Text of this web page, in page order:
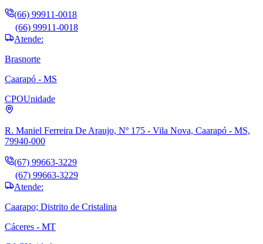
(66) 99911-0018
(66) 99911-0018
Atende:
Brasnorte
Caarapó - MS
CPOUnidade
R. Maniel Ferreira De Araujo, Nº 175 - Vila Nova, Caarapó - MS,
79940-000
(67) 99663-3229
(67) 99663-3229
Atende:
Caarapo; Distrito de Cristalina
Cáceres - MT